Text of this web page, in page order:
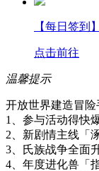
【每日签到
点击前往
温馨提示
开放世界建造冒
1、参与活动得快
2、新剧情主线「
3、氏族战争全面
4、年度进化兽「